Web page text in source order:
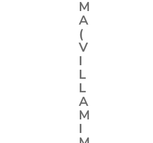
M
A
(
V
I
L
L
A
M
I